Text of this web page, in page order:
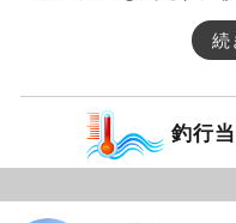
続
釣行